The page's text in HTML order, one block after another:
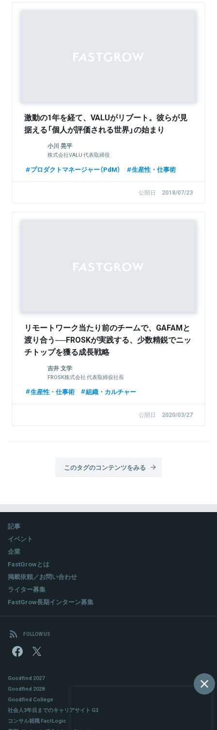
激動の1年を経て、VALUがリブート。彼らが見
据える「個人が評価される世界」の始まり
小川 晃平
株式会社VALU 代表取締役
プロダクトマネージャー（PdM） 生産性・仕事術
公開日 2018/07/23
リモートワーク当たり前のチームで、GAFAMと
渡り合う──FROSKが実践する、少数精鋭でニッ
チトップを獲る成長戦略
吉井 文学
FROSK株式会社 代表取締役社長
生産性・仕事術 組織・カルチャー
公開日 2020/03/27
このタグのコンテンツをみる
記事
イベント
企業
FastGrowとは
掲載依頼／お問い合わせ
ライター募集
FastGrow長期インターン募集
FOLLOW US
Goodfind 2027
Goodfind 2028
Goodfind College
社会人3年目までのキャリアサイト G3
コンサル就職 FactLogic